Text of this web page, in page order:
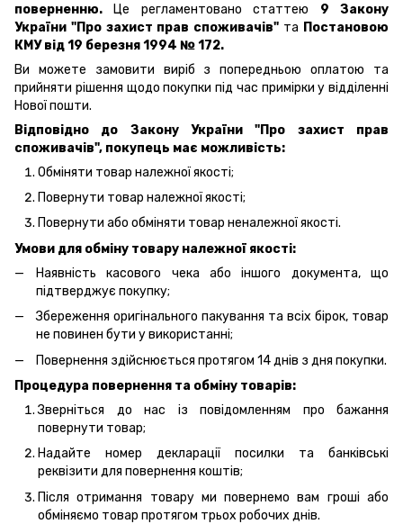
поверненню. Це регламентовано статтею 9 Закону
України "Про захист прав споживачів" та Постановою
КМУ від 19 березня 1994 № 172.
Ви можете замовити виріб з попередньою оплатою та
прийняти рішення щодо покупки під час примірки у відділенні
Нової пошти.
Відповідно до Закону України "Про захист прав
споживачів", покупець має можливість:
Обміняти товар належної якості;
Повернути товар належної якості;
Повернути або обміняти товар неналежної якості.
Умови для обміну товару належної якості:
Наявність касового чека або іншого документа, що
підтверджує покупку;
Збереження оригінального пакування та всіх бірок, товар
не повинен бути у використанні;
Повернення здійснюється протягом 14 днів з дня покупки.
Процедура повернення та обміну товарів:
Зверніться до нас із повідомленням про бажання
повернути товар;
Надайте номер декларації посилки та банківські
реквізити для повернення коштів;
Після отримання товару ми повернемо вам гроші або
обміняємо товар протягом трьох робочих днів.